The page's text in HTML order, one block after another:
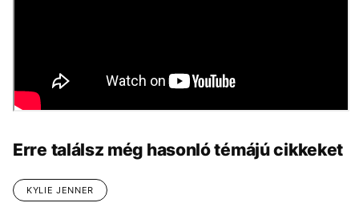
Erre találsz még hasonló témájú cikkeket
KYLIE JENNER